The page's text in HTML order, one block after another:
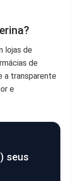
lojas de
de
a transparente
e
seus